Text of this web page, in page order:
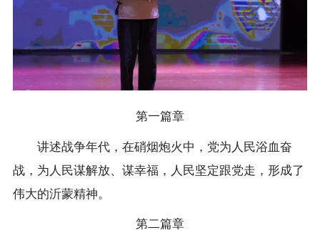
第一篇章
讲述战争年代，在硝烟炮火中，党为人民浴血奋
战，为人民谋解放、谋幸福，人民坚定跟党走，形成了
伟大的沂蒙精神。
第二篇章